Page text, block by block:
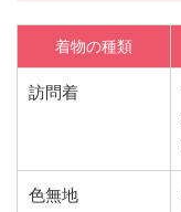
着物の種類
訪問着
色無地